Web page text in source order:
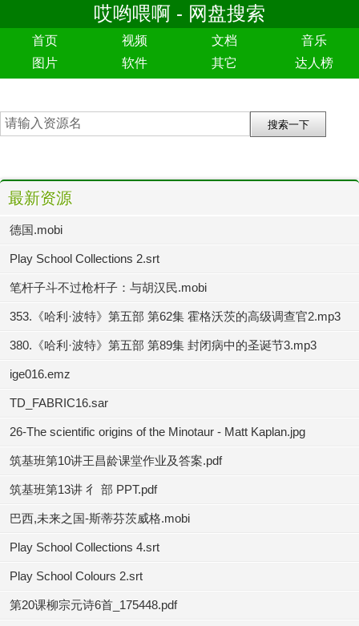
哎哟喂啊 - 网盘搜索
首页 视频 文档
音乐
图片
软件 其它 达人榜
最新资源
德国.mobi
Play School Collections 2.srt
笔杆子斗不过枪杆子：与胡汉民.mobi
353.《哈利·波特》第五部 第62集 霍格沃茨的高级调查官2.mp3
380.《哈利·波特》第五部 第89集 封闭病中的圣诞节3.mp3
ige016.emz
TD_FABRIC16.sar
26-The scientific origins of the Minotaur - Matt Kaplan.jpg
筑基班第10讲王昌龄课堂作业及答案.pdf
筑基班第13讲 彳 部 PPT.pdf
巴西,未来之国-斯蒂芬茨威格.mobi
Play School Collections 4.srt
Play School Colours 2.srt
第20课柳宗元诗6首_175448.pdf